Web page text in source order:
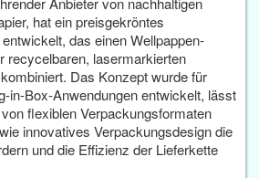
hat ein preisgekröntes
das einen Wellpappen-
recycelbaren, lasermarkierten
Das Konzept wurde für
in-Box-Anwendungen entwickelt, lässt
flexiblen Verpackungsformaten
innovatives Verpackungsdesign die
und die Effizienz der Lieferkette